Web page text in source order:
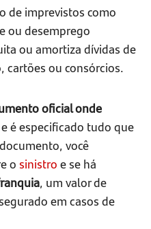
de imprevistos como
ou desemprego
ou amortiza dívidas de
cartões ou consórcios.
oficial onde
e é especificado tudo que
você
o sinistro e se há
, um valor de
em casos de